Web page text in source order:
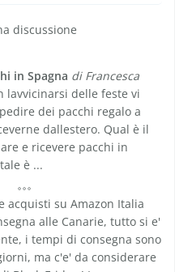
discussione
in Spagna di Francesca
delle feste vi
dei pacchi regalo a
dallestero. Qual è il
e ricevere pacchi in
è ...
acquisti su Amazon Italia
alle Canarie, tutto si e'
i tempi di consegna sono
ma c'e' da considerare